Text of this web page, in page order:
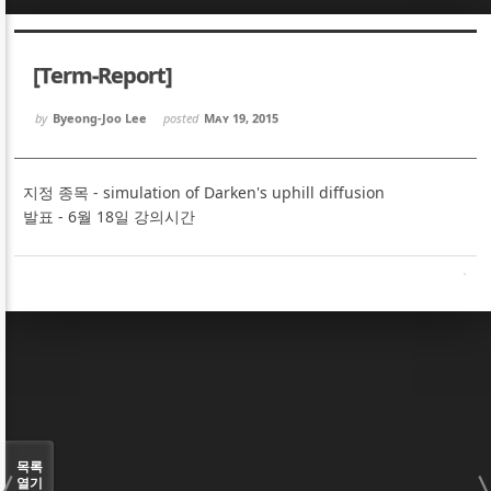
[Term-Report]
by Byeong-Joo Lee posted May 19, 2015
지정 종목 - simulation of Darken's uphill diffusion
발표 - 6월 18일 강의시간
목록
열기
Sketchbook5, 스케치북5
Sketchbook5, 스케치북5
Sketchbook5, 스케치북5
Sketchbook5, 스케치북5